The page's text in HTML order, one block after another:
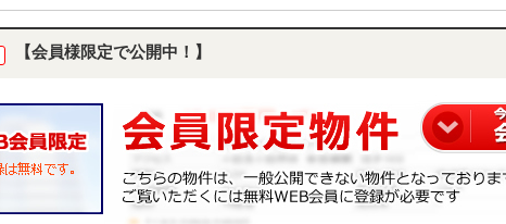
【会員様限定で公開中！】